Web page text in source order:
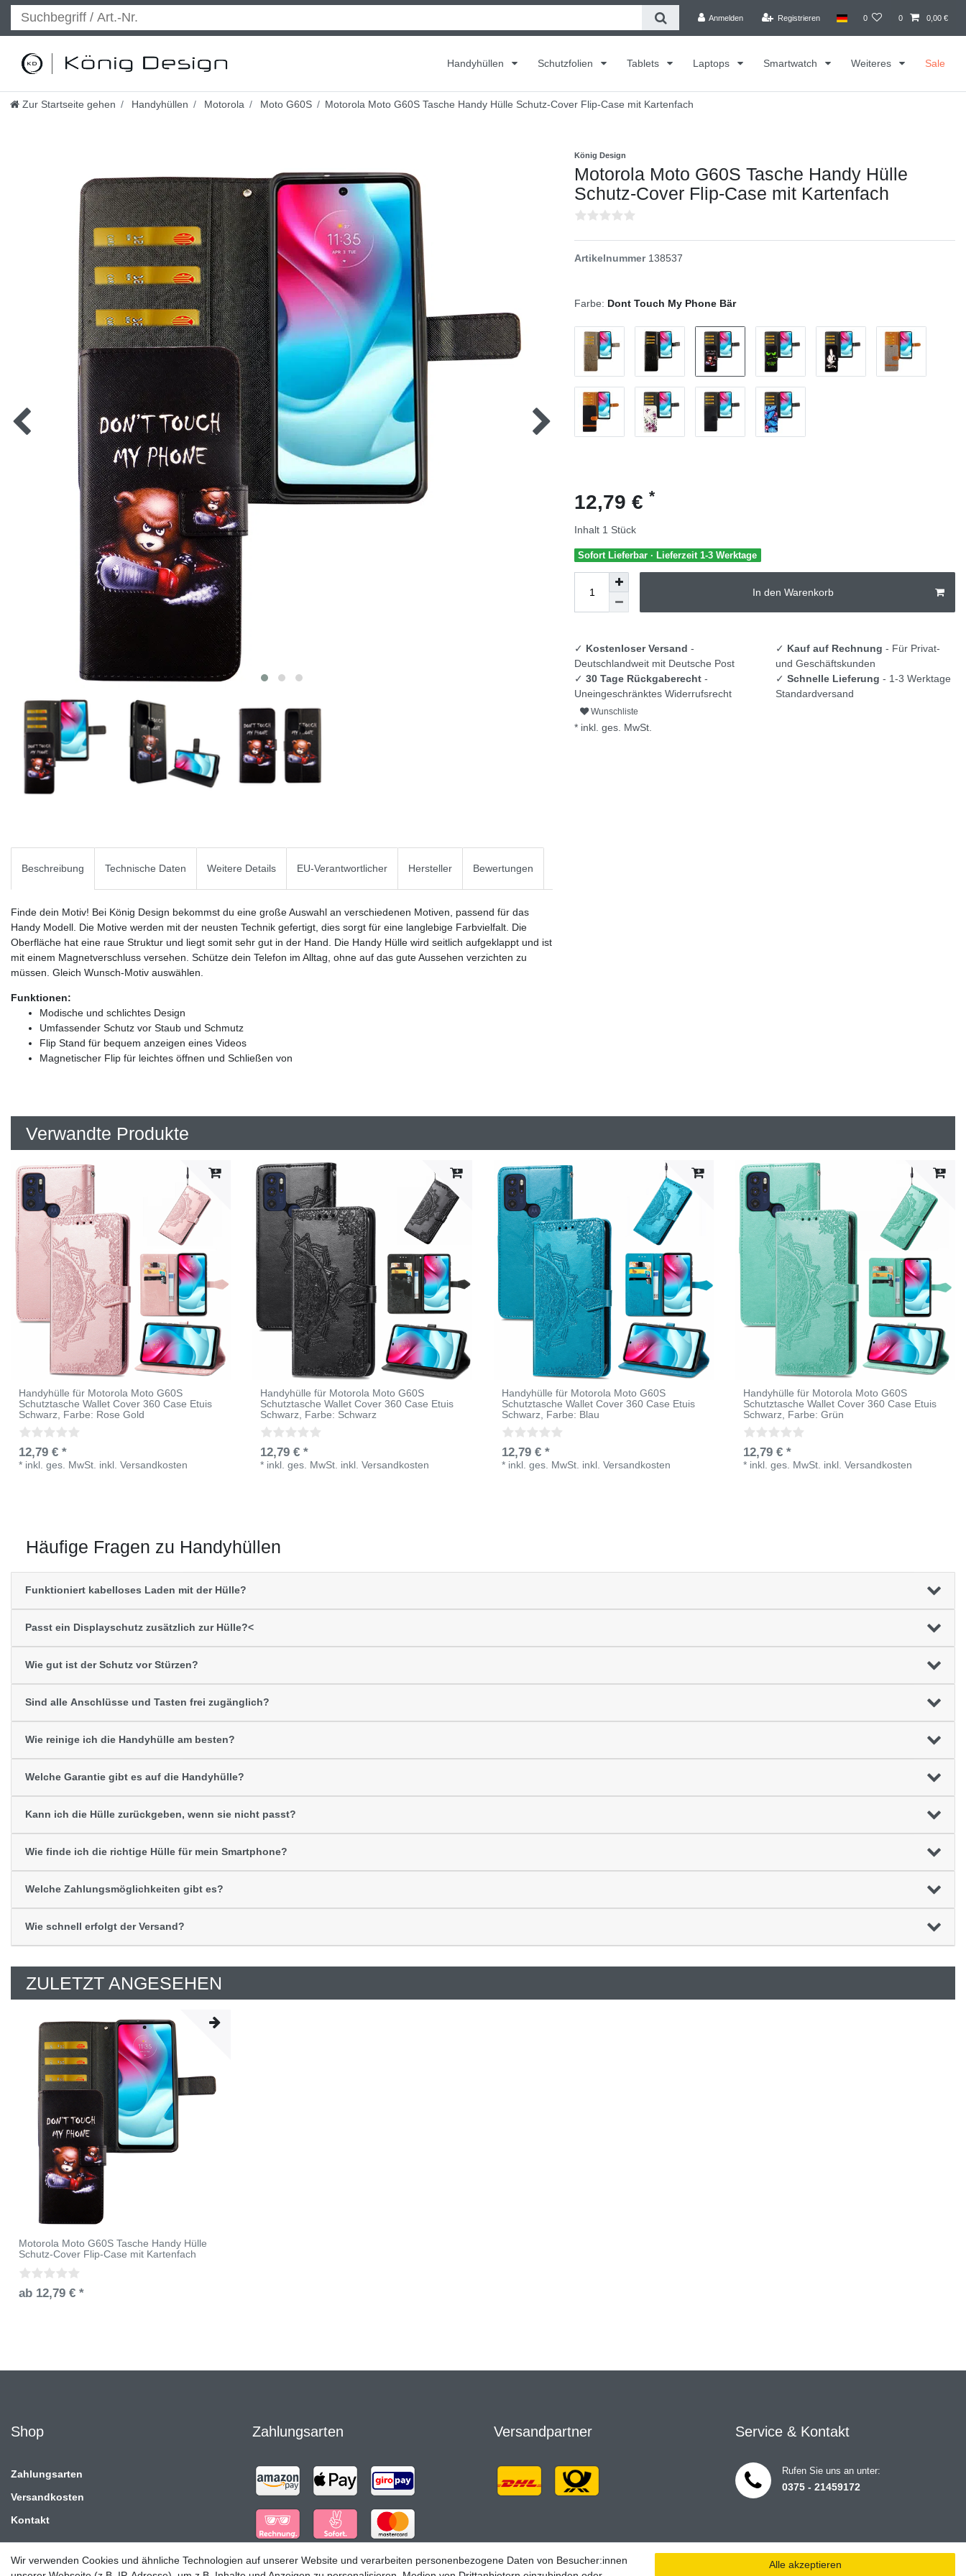
Anmelden Registrieren 0 0 0,00 €
Handyhüllen Schutzfolien Tablets Laptops Smartwatch Weiteres Sale
Zur Startseite gehen Handyhüllen Motorola Moto G60S Motorola Moto G60S Tasche Handy Hülle Schutz-Cover Flip-Case mit Kartenfach
König Design
Motorola Moto G60S Tasche Handy Hülle
Schutz-Cover Flip-Case mit Kartenfach
Artikelnummer 138537
Farbe: Dont Touch My Phone Bär
12,79 € *
Inhalt 1 Stück
Sofort Lieferbar · Lieferzeit 1-3 Werktage
In den Warenkorb
✓ Kostenloser Versand -
Deutschlandweit mit Deutsche Post
✓ 30 Tage Rückgaberecht -
Uneingeschränktes Widerrufsrecht
✓ Kauf auf Rechnung - Für Privat-
und Geschäftskunden
✓ Schnelle Lieferung - 1-3 Werktage
Standardversand
Wunschliste
* inkl. ges. MwSt.
Beschreibung Technische Daten Weitere Details EU-Verantwortlicher Hersteller Bewertungen
Finde dein Motiv! Bei König Design bekommst du eine große Auswahl an verschiedenen Motiven, passend für das
Handy Modell. Die Motive werden mit der neusten Technik gefertigt, dies sorgt für eine langlebige Farbvielfalt. Die
Oberfläche hat eine raue Struktur und liegt somit sehr gut in der Hand. Die Handy Hülle wird seitlich aufgeklappt und ist
mit einem Magnetverschluss versehen. Schütze dein Telefon im Alltag, ohne auf das gute Aussehen verzichten zu
müssen. Gleich Wunsch-Motiv auswählen.
Funktionen:
Modische und schlichtes Design
Umfassender Schutz vor Staub und Schmutz
Flip Stand für bequem anzeigen eines Videos
Magnetischer Flip für leichtes öffnen und Schließen von
Verwandte Produkte
Handyhülle für Motorola Moto G60S
Schutztasche Wallet Cover 360 Case Etuis
Schwarz, Farbe: Rose Gold
12,79 € *
* inkl. ges. MwSt. inkl.Versandkosten
Handyhülle für Motorola Moto G60S
Schutztasche Wallet Cover 360 Case Etuis
Schwarz, Farbe: Schwarz
12,79 € *
* inkl. ges. MwSt. inkl.Versandkosten
Handyhülle für Motorola Moto G60S
Schutztasche Wallet Cover 360 Case Etuis
Schwarz, Farbe: Blau
12,79 € *
* inkl. ges. MwSt. inkl.Versandkosten
Handyhülle für Motorola Moto G60S
Schutztasche Wallet Cover 360 Case Etuis
Schwarz, Farbe: Grün
12,79 € *
* inkl. ges. MwSt. inkl.Versandkosten
Häufige Fragen zu Handyhüllen
Funktioniert kabelloses Laden mit der Hülle?
Passt ein Displayschutz zusätzlich zur Hülle?<
Wie gut ist der Schutz vor Stürzen?
Sind alle Anschlüsse und Tasten frei zugänglich?
Wie reinige ich die Handyhülle am besten?
Welche Garantie gibt es auf die Handyhülle?
Kann ich die Hülle zurückgeben, wenn sie nicht passt?
Wie finde ich die richtige Hülle für mein Smartphone?
Welche Zahlungsmöglichkeiten gibt es?
Wie schnell erfolgt der Versand?
ZULETZT ANGESEHEN
Motorola Moto G60S Tasche Handy Hülle
Schutz-Cover Flip-Case mit Kartenfach
ab 12,79 € *
Shop
Zahlungsarten
Versandkosten
Kontakt
Zahlungsarten Versandpartner Service & Kontakt
Rufen Sie uns an unter:
0375 - 21459172
Wir verwenden Cookies und ähnliche Technologien auf unserer Website und verarbeiten personenbezogene Daten von Besucher:innen
Alle akzeptieren